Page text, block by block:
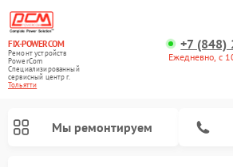
FIX-POWERCOM
Ремонт устройств
PowerCom
Специализированный
cервисный центр г.
Тольятти
+7 (848)
Ежедневно, с
Мы ремонтируем